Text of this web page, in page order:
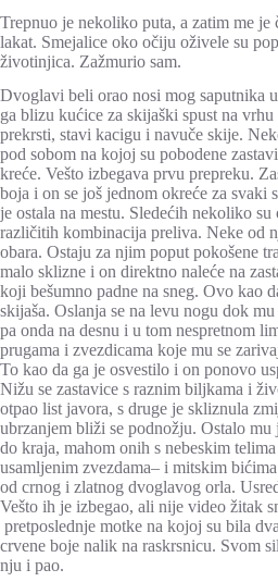
Trepnuo je nekoliko puta, a zatim me je
lakat. Smejalice oko očiju oživele su
životinjica. Zažmurio sam.
Dvoglavi beli orao nosi mog saputnika
ga blizu kućice za skijaški spust na vrhu
prekrsti, stavi kacigu i navuče skije.
pod sobom na kojoj su pobodene
kreće. Vešto izbegava prvu prepreku.
boja i on se još jednom okreće za svaki
je ostala na mestu. Sledećih nekoliko
različitih kombinacija preliva. Neke od
obara. Ostaju za njim poput pokošene
malo sklizne i on direktno naleće na
koji bešumno padne na sneg. Ovo kao
skijaša. Oslanja se na levu nogu dok
pa onda na desnu i u tom nespretnom
prugama i zvezdicama koje mu se
To kao da ga je osvestilo i on ponovo
Nižu se zastavice s raznim biljkama i
otpao list javora, s druge je skliznula
ubrzanjem bliži se podnožju. Ostalo mu
do kraja, mahom onih s nebeskim
usamljenim zvezdama– i mitskim
od crnog i zlatnog dvoglavog orla.
Vešto ih je izbegao, ali nije video žitak
pretposlednje motke na kojoj su bila
crvene boje nalik na raskrsnicu. Svom
nju i pao.